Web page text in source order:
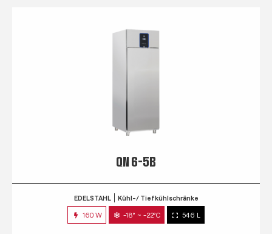
QN 6-5B
EDELSTAHL Kühl-/ Tiefkühlschränke
160 W -18° ~ -22°C 546 L